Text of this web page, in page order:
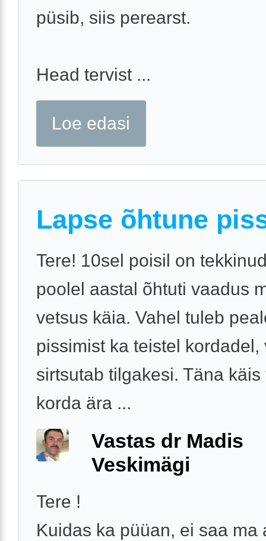
püsib, siis perearst.
Head tervist ...
Loe edasi
Lapse õhtune
Tere! 10sel poisil on
poolel aastal õhtuti vaadus
vetsus käia. Vahel tuleb
pissimist ka teistel kordadel,
sirtsutab tilgakesi. Täna käis
korda ära ...
Vastas dr Madis
Veskimägi
Tere !
Kuidas ka püüan, ei saa ma